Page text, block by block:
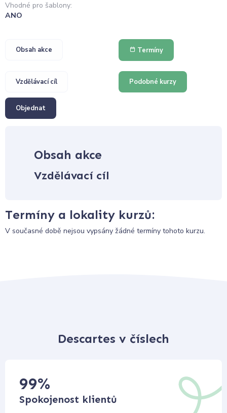
Vhodné pro šablony:
ANO
Obsah akce Termíny
Vzdělávací cíl Podobné kurzy
Objednat
Obsah akce
Vzdělávací cíl
Termíny a lokality kurzů:
V současné době nejsou vypsány žádné termíny tohoto kurzu.
Descartes v číslech
99%
Spokojenost klientů